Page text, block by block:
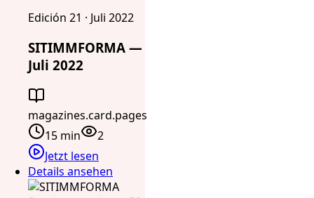
Edición 21 · Juli 2022
SITIMMFORMA —
Juli 2022
magazines.card.pages
15 min
2
Jetzt lesen
Details ansehen